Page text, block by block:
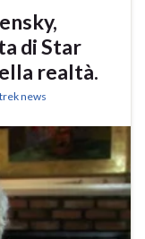
di Star
realtà.
news